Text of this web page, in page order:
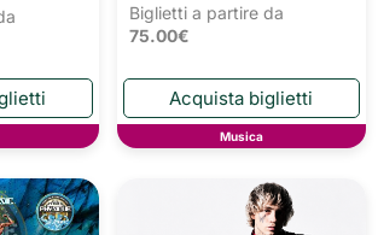
Biglietti a partire da
75.00€
Musica